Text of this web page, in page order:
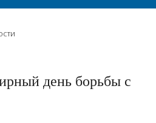
день борьбы с